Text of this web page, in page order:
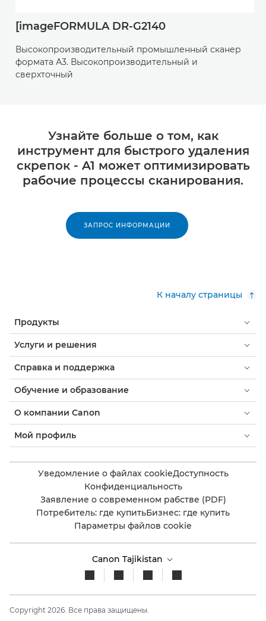
[imageFORMULA DR-G2140
Высокопроизводительный промышленный сканер
формата А3. Высокопроизводительный и
сверхточный
Узнайте больше о том, как
инструмент для быстрого удаления
скрепок - A1 может оптимизировать
рабочие процессы сканирования.
ЗАПРОС ИНФОРМАЦИИ
К началу страницы
Продукты
Услуги и решения
Справка и поддержка
Обучение и образование
О компании Canon
Мой профиль
Уведомление о файлах cookieДоступность
Конфиденциальность
Заявление о современном рабстве (PDF)
Потребитель: где купитьБизнес: где купить
Параметры файлов cookie
Canon Tajikistan
Copyright 2026. Все права защищены.